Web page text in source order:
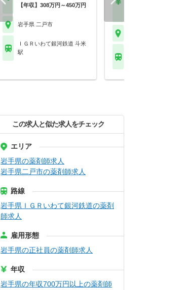
【年収】308万円～450万円
岩手県 二戸市
ＩＧＲいわて銀河鉄道 斗米
駅
この求人と似た求人をチェック
エリア
岩手県の薬剤師求人
岩手県二戸市の薬剤師求人
路線
岩手県ＩＧＲいわて銀河鉄道の薬剤
師求人
雇用形態
岩手県の正社員の薬剤師求人
年収
岩手県の年収700万円以上の薬剤師